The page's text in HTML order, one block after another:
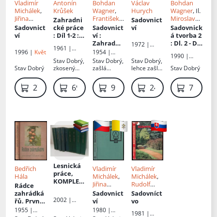
Vladimír
Michálek,
Jiřina
Růžičková,
Rudolf
Přemysl
Vanke
Sadovnict
ví
1996 | Květ
Stav Dobrý
279 Kč
Antonín
Krůšek
Zahradni
cké práce
: Díl 1-2:
příručky
pro
školení
dělníků
podle
tarifně
kvalifikač
1961 |
ediční a
propagační
služba
místního
hospodářst
ví
Stav Dobrý,
zkosený
hřbet, lehce
natrhnutý
hřbet, zašlá
ořízka,
rohy, i.
svazek
nese stopy
polití
69 Kč
Bohdan
Wagner,
František
Jansa
Sadovnict
ví:
Zahradni
ctví :
Učeb.
text pro
techn.
školy
oboru
4
1954 |
Státní
zemědělsk
nakladatels
tví
Stav Dobrý,
zašlá
obálka,
natrhnutý
hřbet 99 Kč
Václav
Hurych
Sadovnict
ví
1972 |
zemědělsk
é
tví
Stav Dobrý,
lehce zašlé
desky
249 Kč
Bohdan
Wagner, Il.
Miroslav
Pinc
Sadovnick
á tvorba 2
: Dl. 2 - Díl
1990 |
zemědělsk
nakladatels
tví
Stav Dobrý
79 Kč
Bedřich
Hála
Rádce
zahrádká
řů. První
díl: První
1955 |
Lesnická
práce,
KOMPLET
ROČNÍKY
81. - 85. +
2002 |
Vladimír
Michálek,
Jiřina
Růžičková,
Rudolf
Kičina,
Vladimír
Sadovnict
ví
1980 |
Vladimír
Michálek,
Rudolf
Kičina,
Jiřina
Il.Přemysl
Sadovníct
vo
1981 |